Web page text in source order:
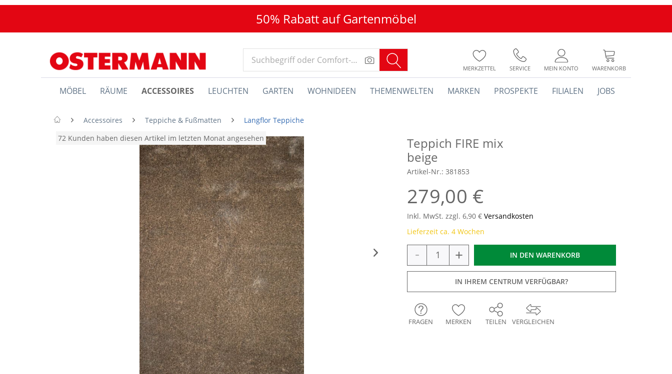
50% Rabatt auf Gartenmöbel
MERKZETTEL SERVICE MEIN KONTO WARENKORB
MÖBEL RÄUME ACCESSOIRES LEUCHTEN GARTEN WOHNIDEEN THEMENWELTEN MARKEN PROSPEKTE FILIALEN JOBS
Accessoires Teppiche & Fußmatten
Langflor Teppiche
72 Kunden haben diesen Artikel im letzten Monat angesehen
Teppich FIRE mix
beige
Artikel-Nr.: 381853
279,00 €
Inkl. MwSt. zzgl. 6,90 € Versandkosten
Lieferzeit ca. 4 Wochen
- + IN DEN WARENKORB
IN IHREM CENTRUM VERFÜGBAR?
VERGLEICHEN
FRAGEN MERKEN TEILEN